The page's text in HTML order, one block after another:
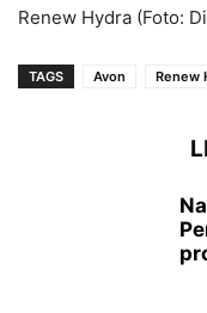
Renew Hydra (Foto:
TAGS Avon Renew